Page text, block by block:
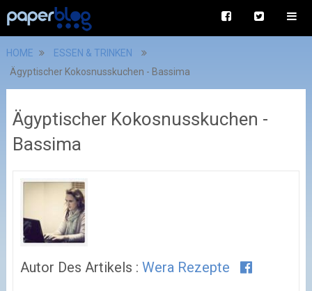
HOME
ESSEN & TRINKEN
Ägyptischer Kokosnusskuchen - Bassima
Ägyptischer Kokosnusskuchen -
Bassima
Autor Des Artikels : Wera Rezepte